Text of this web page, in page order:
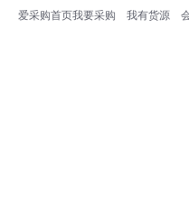
爱采购首页我要采购 我有货源